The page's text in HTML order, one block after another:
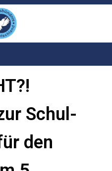
Schul-
den